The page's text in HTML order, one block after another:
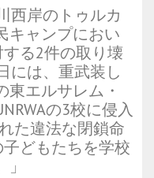
西岸のトゥルカ
キャンプにおい
る2件の取り壊
には、重武装し
エルサレム・
の3校に侵入
た違法な閉鎖命
どもたちを学校